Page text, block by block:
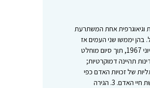
וגיאוגרפית אחת המשתרעת
בהן יממשו שני העמים אז
זכותם להגדרה עצמית; הגבול בין המדינות יקבע על פי קווי ה-4 ביוני 1967, תוך סיום מוחלט
המדינות תהיינה דמוקרטיות;
של זכויות האדם כפי
שאלו הוכרו במשפט הבינלאומי, על ערך השוויון, החירות ועל קדושת חיי האדם. 3. הגירה